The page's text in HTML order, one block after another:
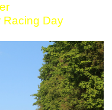
Racing Day